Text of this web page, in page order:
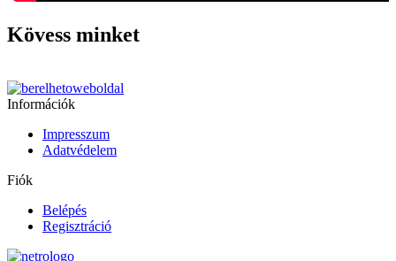
Kövess minket
Információk
Impresszum
Adatvédelem
Fiók
Belépés
Regisztráció